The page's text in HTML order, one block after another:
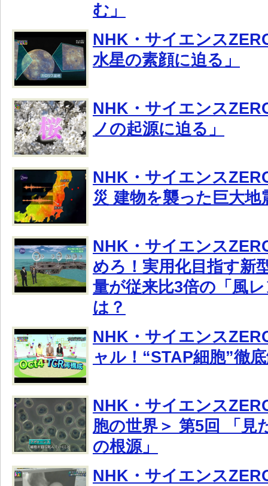
む」
NHK・サイエンス
水星の素顔に迫る」
NHK・サイエンス
ノの起源に迫る」
NHK・サイエンス
災 建物を襲った巨大地
NHK・サイエンス
めろ！実用化目指す新
量が従来比3倍の「風
は？
NHK・サイエンス
ャル！“STAP細胞”徹
NHK・サイエンス
胞の世界＞ 第5回 「見
の根源」
NHK・サイエンス